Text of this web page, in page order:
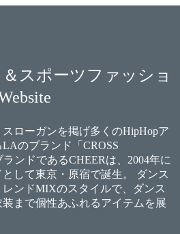
スローガンを掲げ多くのHipHopア
のブランド「CROSS
ンドであるCHEERは、2004年に
して東京・原宿で誕生。 ダンス
ンドMIXのスタイルで、ダンス
まで個性あふれるアイテムを展